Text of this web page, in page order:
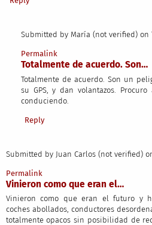
Submitted by María (not verified) on
In reply to
Permalink
Totalmente de acuerdo. Son…
Totalmente de acuerdo. Son un
su GPS, y dan volantazos.
conduciendo.
Reply
Submitted by Juan Carlos (not verified)
Permalink
Vinieron como que eran el…
Vinieron como que eran el futuro y
coches abollados, conductores
totalmente opacos sin posibilidad de